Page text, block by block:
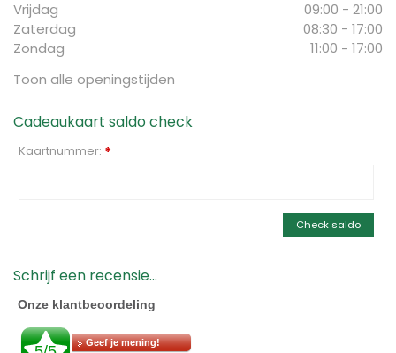
Vrijdag
09:00 - 21:00
Zaterdag
08:30 - 17:00
Zondag
11:00 - 17:00
Toon alle openingstijden
Cadeaukaart saldo check
Kaartnummer: *
Check saldo
Schrijf een recensie...